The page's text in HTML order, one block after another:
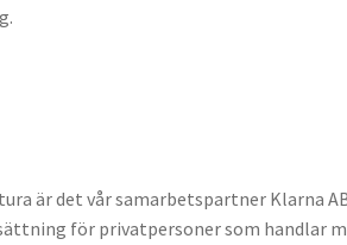
är det vår samarbetspartner Klarna
för privatpersoner som handlar